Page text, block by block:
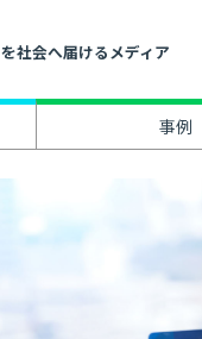
社会へ届けるメディア
事例